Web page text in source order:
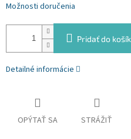
Možnosti doručenia
Pridať do
Detailné informácie
OPÝTAŤ SA STRÁŽIŤ